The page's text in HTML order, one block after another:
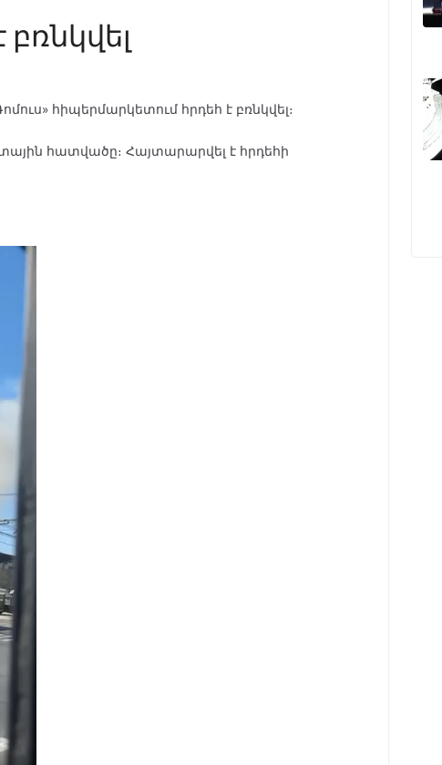
բռնկվել
հիպերմարկետում հրդեհ է բռնկվել։
հատվածը։ Հայտարարվել է հրդեհի